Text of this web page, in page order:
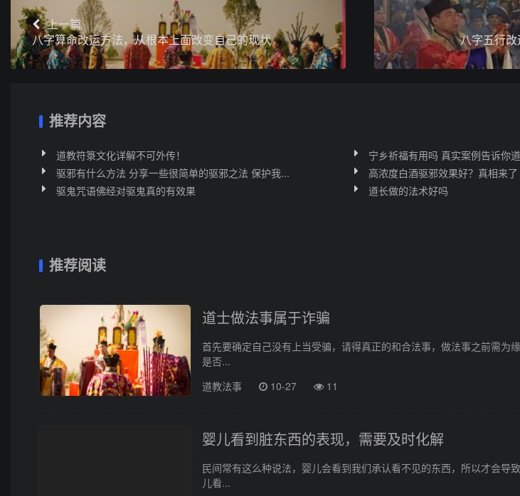
上一篇
八字算命改运方法，从根本上面改变自己的现状
八字五行
推荐内容
道教符箓文化详解不可外传！
宁乡祈福有用吗 真实案例告诉你
驱邪有什么方法 分享一些很简单的驱邪之法 保护我...
高浓度白酒驱邪效果好？真相来了
驱鬼咒语佛经对驱鬼真的有效果
道长做的法术好吗
推荐阅读
道士做法事属于诈骗
首先要确定自己没有上当受骗，请得真正的和合法事，做法事之前需为
是否...
道教法事
10-27 11
婴儿看到脏东西的表现，需要及时化解
民间常有这么种说法，婴儿会看到我们承认看不见的东西，所以才会导
儿看...